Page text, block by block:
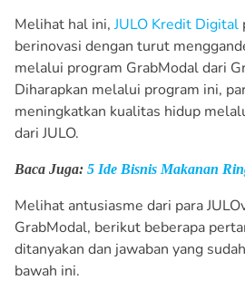
Melihat hal ini, JULO Kredit Digital
berinovasi dengan turut
melalui program GrabModal dari
Diharapkan melalui program ini,
meningkatkan kualitas hidup
dari JULO.
Baca Juga: 5 Ide Bisnis Makanan
Melihat antusiasme dari para
GrabModal, berikut beberapa
ditanyakan dan jawaban yang
bawah ini.